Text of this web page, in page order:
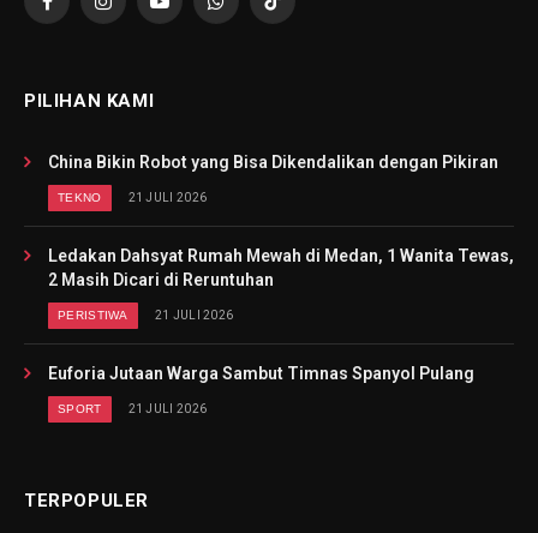
FacebookInstagramYouTubeWhatsAppTikTok
PILIHAN KAMI
China Bikin Robot yang Bisa Dikendalikan dengan Pikiran
TEKNO 21 JULI 2026
Ledakan Dahsyat Rumah Mewah di Medan, 1 Wanita Tewas,
2 Masih Dicari di Reruntuhan
PERISTIWA 21 JULI 2026
Euforia Jutaan Warga Sambut Timnas Spanyol Pulang
SPORT 21 JULI 2026
TERPOPULER